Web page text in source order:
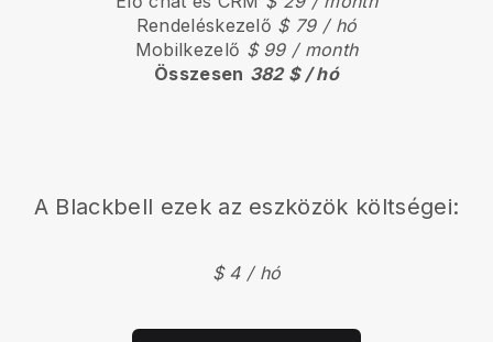
Rendeléskezelő $ 79 / hó
Mobilkezelő $ 99 / month
Összesen 382 $ / hó
A Blackbell ezek az eszközök költségei:
$ 4 / hó